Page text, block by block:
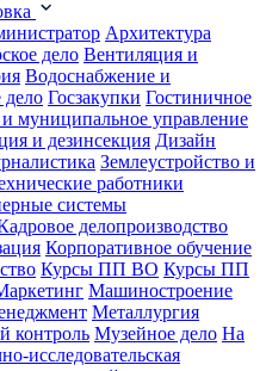
Архитектура
дело Вентиляция и
Водоснабжение и
дело Госзакупки Гостиничное
и муниципальное управление
и дезинсекция Дизайн
Землеустройство и
работники
системы
делопроизводство
Корпоративное обучение
Курсы ПП ВО Курсы ПП
Машиностроение
Металлургия
контроль Музейное дело На
исследовательская